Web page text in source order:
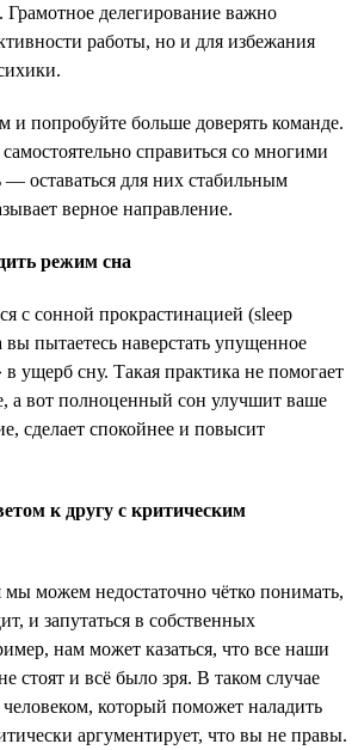
делегирование важно
работы, но и для избежания
и попробуйте больше доверять команде.
справиться со многими
оставаться для них стабильным
верное направление.
режим сна
с сонной прокрастинацией (sleep
вы пытаетесь наверстать упущенное
в ущерб сну. Такая практика не помогает
а вот полноценный сон улучшит ваше
сделает спокойнее и повысит
к другу с критическим
можем недостаточно чётко понимать,
и запутаться в собственных
нам может казаться, что все наши
стоят и всё было зря. В таком случае
который поможет наладить
аргументирует, что вы не правы.